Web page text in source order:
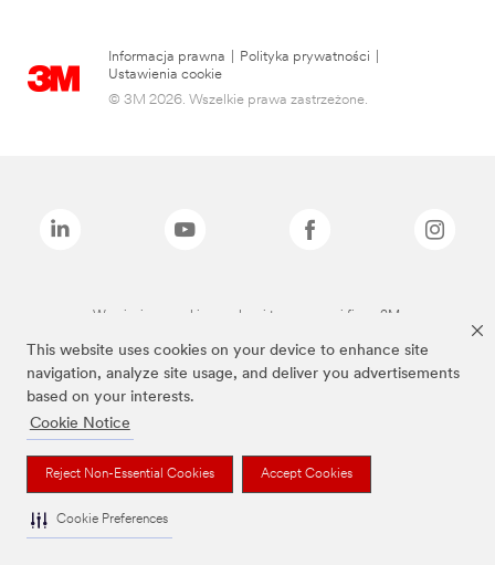
This website uses cookies on your device to enhance site
navigation, analyze site usage, and deliver you advertisements
based on your interests.
Cookie Notice
Reject Non-Essential Cookies Accept Cookies
Cookie Preferences
Informacja prawna Polityka prywatności
Ustawienia cookie
© 3M 2026. Wszelkie prawa zastrzeżone.
Wymienione marki są znakami towarowymi firmy 3M.